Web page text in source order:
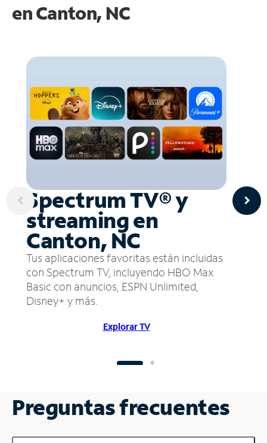
enCanton, NC
Spectrum TV® y
streaming en
Canton, NC
Tus aplicaciones favoritas están incluidas
con Spectrum TV, incluyendo HBO Max
Basic con anuncios, ESPN Unlimited,
Disney+ y más.
Explorar TV
Preguntas frecuentes